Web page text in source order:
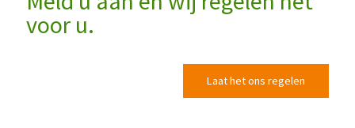
voor u.
Laat het ons regelen